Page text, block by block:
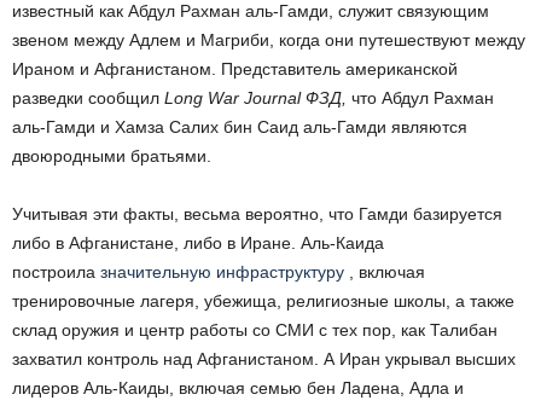
известный как Абдул Рахман аль-Гамди, служит связующим
звеном между Адлем и Магриби, когда они путешествуют между
Ираном и Афганистаном. Представитель американской
разведки сообщил Long War Journal ФЗД, что Абдул Рахман
аль-Гамди и Хамза Салих бин Саид аль-Гамди являются
двоюродными братьями.
Учитывая эти факты, весьма вероятно, что Гамди базируется
либо в Афганистане, либо в Иране. Аль-Каида
построила значительную инфраструктуру , включая
тренировочные лагеря, убежища, религиозные школы, а также
склад оружия и центр работы со СМИ с тех пор, как Талибан
захватил контроль над Афганистаном. А Иран укрывал высших
лидеров Аль-Каиды, включая семью бен Ладена, Адла и